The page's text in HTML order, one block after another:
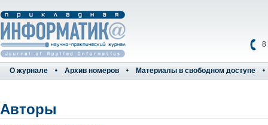
8
О журнале Архив номеров Материалы в свободном доступе
Авторы